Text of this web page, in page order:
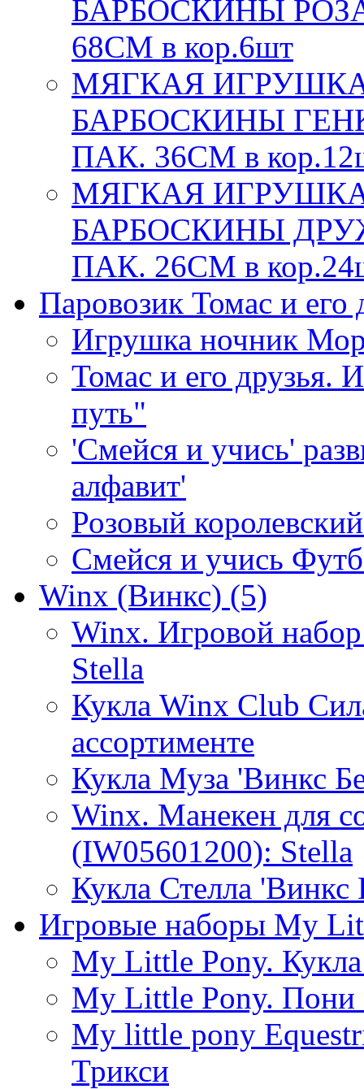
БАРБОСКИНЫ
68СМ в кор.6шт
МЯГКАЯ
БАРБОСКИНЫ
ПАК. 36СМ в
МЯГКАЯ
БАРБОСКИНЫ
ПАК. 26СМ в
Паровозик Томас и его
Игрушка ночник
Томас и его друзья.
путь"
'Смейся и учись'
алфавит'
Розовый
Смейся и учись
Winx (Винкс) (5)
Winx. Игровой
Stella
Кукла Winx Club
ассортименте
Кукла Муза 'Винкс
Winx. Манекен для
(IW05601200): Stella
Кукла Стелла
Игровые наборы My
My Little Pony.
My Little Pony. Пони
My little pony
Трикси